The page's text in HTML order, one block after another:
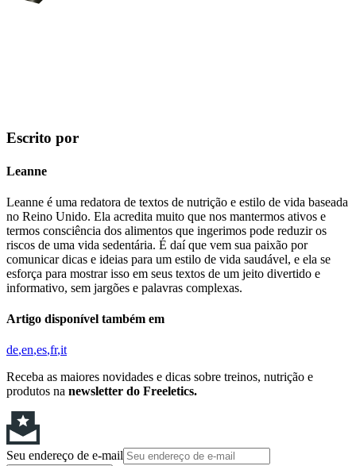
Escrito por
Leanne
Leanne é uma redatora de textos de nutrição e estilo de vida baseada
no Reino Unido. Ela acredita muito que nos mantermos ativos e
termos consciência dos alimentos que ingerimos pode reduzir os
riscos de uma vida sedentária. É daí que vem sua paixão por
comunicar dicas e ideias para um estilo de vida saudável, e ela se
esforça para mostrar isso em seus textos de um jeito divertido e
informativo, sem jargões e palavras complexas.
Artigo disponível também em
de en es fr it
Receba as maiores novidades e dicas sobre treinos, nutrição e
produtos na newsletter do Freeletics.
Seu endereço de e-mail